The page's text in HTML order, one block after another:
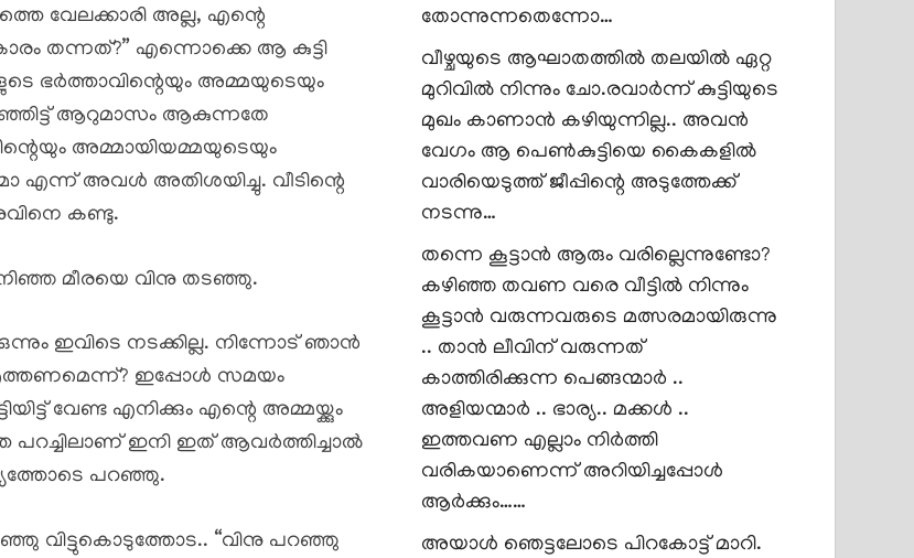
വേലക്കാരി അല്ല, എന്റെ
തന്നത്?” എന്നൊക്കെ ആ കുട്ടി
ഭർത്താവിന്റെയും അമ്മയുടെയും
ആറുമാസം ആകുന്നതേ
അമ്മായിയമ്മയുടെയും
എന്ന് അവൾ അതിശയിച്ചു. വീടിന്റെ
കണ്ടു.
മീരയെ വിനു തടഞ്ഞു.
ഇവിടെ നടക്കില്ല. നിന്നോട് ഞാൻ
എത്തണമെന്ന്? ഇപ്പോൾ സമയം
വേണ്ട എനിക്കും എന്റെ അമ്മയ്ക്കും
ഇനി ഇത് ആവർത്തിച്ചാൽ
പറഞ്ഞു.
വിട്ടുകൊടുത്തോട.. “വിനു പറഞ്ഞു
തോന്നുന്നതെന്നോ…
വീഴ്ചയുടെ ആഘാതത്തിൽ തലയിൽ ഏറ്റ
മുറിവിൽ നിന്നും ചോ.രവാർന്ന് കുട്ടിയുടെ
മുഖം കാണാൻ കഴിയുന്നില്ല.. അവൻ
വേഗം ആ പെൺകുട്ടിയെ കൈകളിൽ
വാരിയെടുത്ത് ജീപ്പിന്റെ അടുത്തേക്ക്
നടന്നു…
തന്നെ കൂട്ടാൻ ആരും വരില്ലെന്നുണ്ടോ?
കഴിഞ്ഞ തവണ വരെ വീട്ടിൽ നിന്നും
കൂട്ടാൻ വരുന്നവരുടെ മത്സരമായിരുന്നു
.. താൻ ലീവിന് വരുന്നത്
കാത്തിരിക്കുന്ന പെങ്ങന്മാർ ..
അളിയന്മാർ .. ഭാര്യ.. മക്കൾ ..
ഇത്തവണ എല്ലാം നിർത്തി
വരികയാണെന്ന് അറിയിച്ചപ്പോൾ
ആർക്കും……
അയാൾ ഞെട്ടലോടെ പിറകോട്ട് മാറി.